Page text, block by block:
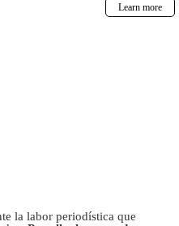
la labor periodística que